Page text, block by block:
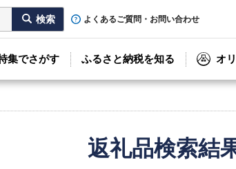
よくあるご質問・お問い合わせ
集でさがす ふるさと納税を知る オ
返礼品検索結